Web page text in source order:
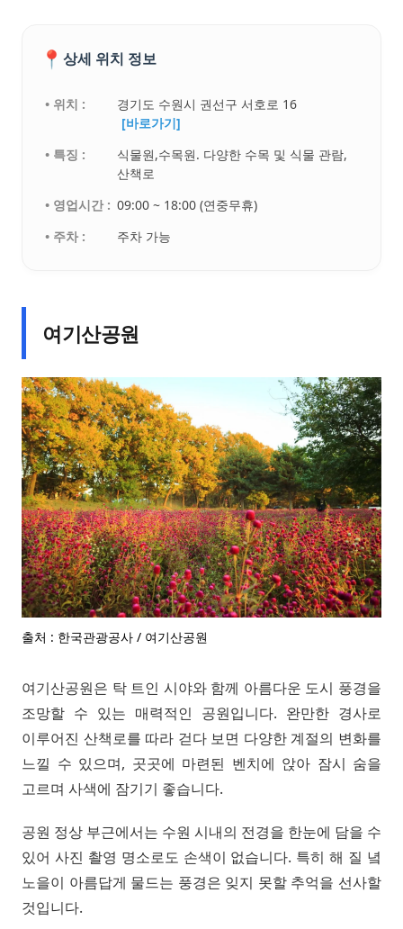
📍 상세 위치 정보
• 위치 :
경기도 수원시 권선구 서호로 16
[바로가기]
• 특징 :
식물원,수목원. 다양한 수목 및 식물 관람,
산책로
• 영업시간 : 09:00 ~ 18:00 (연중무휴)
• 주차 :
주차 가능
여기산공원
출처 : 한국관광공사 / 여기산공원
여기산공원은 탁 트인 시야와 함께 아름다운 도시 풍경을
조망할 수 있는 매력적인 공원입니다. 완만한 경사로
이루어진 산책로를 따라 걷다 보면 다양한 계절의 변화를
느낄 수 있으며, 곳곳에 마련된 벤치에 앉아 잠시 숨을
고르며 사색에 잠기기 좋습니다.
공원 정상 부근에서는 수원 시내의 전경을 한눈에 담을 수
있어 사진 촬영 명소로도 손색이 없습니다. 특히 해 질 녘
노을이 아름답게 물드는 풍경은 잊지 못할 추억을 선사할
것입니다.